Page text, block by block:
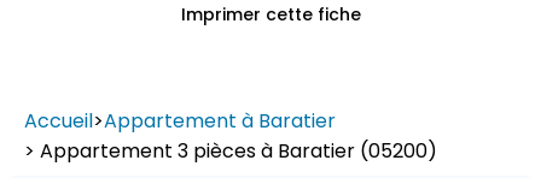
Imprimer cette fiche
Accueil>Appartement à Baratier
> Appartement 3 pièces à Baratier (05200)